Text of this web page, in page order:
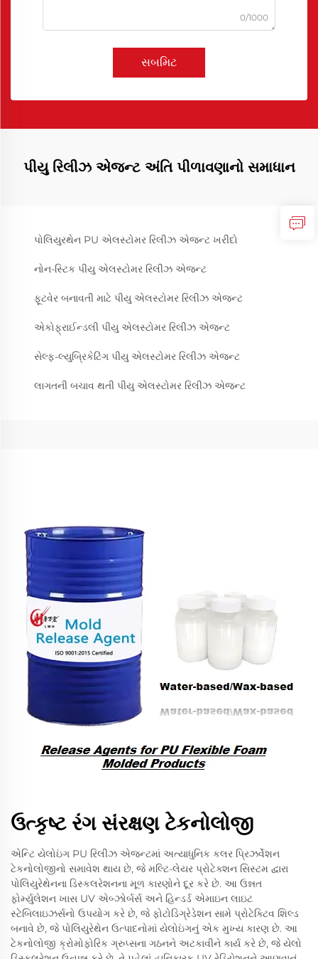
0/1000
સબમિટ
પીયુ રિલીઝ એજન્ટ અંતિ પીળાવણાનો સમાધાન
પોલિયુરથેન PU એલસ્ટોમર રિલીઝ એજન્ટ ખરીદો
નોન-સ્ટિક પીયુ એલસ્ટોમર રિલીઝ એજન્ટ
ફૂટવેર બનાવતી માટે પીયુ એલસ્ટોમર રિલીઝ એજન્ટ
એકોફ્રાઈન્ડલી પીયુ એલસ્ટોમર રિલીઝ એજન્ટ
સેલ્ફ-લ્યુબ્રિકેટિંગ પીયુ એલસ્ટોમર રિલીઝ એજન્ટ
લાગતની બચાવ થતી પીયુ એલસ્ટોમર રિલીઝ એજન્ટ
ઉત્કૃષ્ટ રંગ સંરક્ષણ ટેકનોલોજી
એન્ટિ યેલોઇંગ PU રિલીઝ એજન્ટમાં અત્યાધુનિક કલર પ્રિઝર્વેશન
ટેકનોલોજીનો સમાવેશ થાય છે, જે મલ્ટિ-લેયર પ્રોટેક્શન સિસ્ટમ દ્વારા
પોલિયુરેથેનના ડિસ્કલરેશનના મૂળ કારણોને દૂર કરે છે. આ ઉન્નત
ફોર્મ્યુલેશન ખાસ UV એબ્ઝોર્બર્સ અને હિન્ડર્ડ એમાઇન લાઇટ
સ્ટેબિલાઇઝર્સનો ઉપયોગ કરે છે, જે ફોટોડિગ્રેડેશન સામે પ્રોટેક્ટિવ શિલ્ડ
બનાવે છે, જે પોલિયુરેથેન ઉત્પાદનોમાં યેલોઇંગનું એક મુખ્ય કારણ છે. આ
ટેકનોલોજી ક્રોમોફોરિક ગ્રુપ્સના ગઠનને અટકાવીને કાર્ય કરે છે, જે યેલો